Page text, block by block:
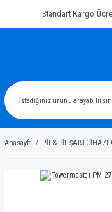
Standart Kargo
Anasayfa PİL & PİL ŞARJ